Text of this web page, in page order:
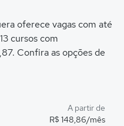
oferece vagas com até
cursos com
Confira as opções de
A partir de
R$ 148,86/mês